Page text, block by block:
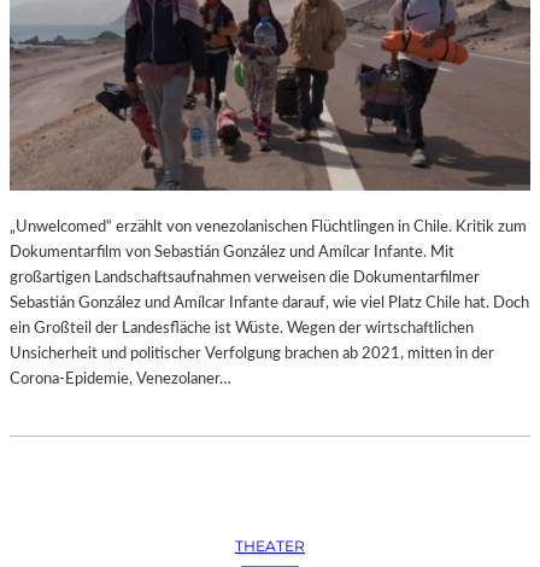
„Unwelcomed“ erzählt von venezolanischen Flüchtlingen in Chile. Kritik zum
Dokumentarfilm von Sebastián González und Amílcar Infante. Mit
großartigen Landschaftsaufnahmen verweisen die Dokumentarfilmer
Sebastián González und Amílcar Infante darauf, wie viel Platz Chile hat. Doch
ein Großteil der Landesfläche ist Wüste. Wegen der wirtschaftlichen
Unsicherheit und politischer Verfolgung brachen ab 2021, mitten in der
Corona-Epidemie, Venezolaner…
THEATER